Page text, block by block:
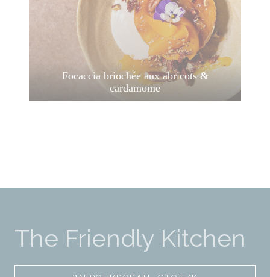
Focaccia briochée aux abricots &
cardamome
The Friendly Kitchen